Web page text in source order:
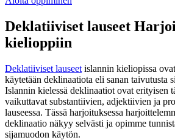
Deklatiiviset lauseet
kielioppiin
Deklatiiviset lauseet islannin kieliopissa
käytetään deklinaatiota eli sanan taivutusta
Islannin kielessä deklinaatiot ovat erityisen
vaikuttavat substantiivien, adjektiivien ja
lauseessa. Tässä harjoituksessa
deklinaatio näkyy selvästi ja opimme
sijamuodon käytön.